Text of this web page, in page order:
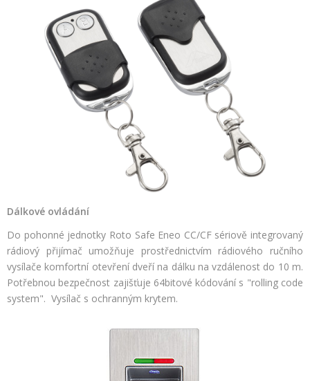
Dálkové ovládání
Do pohonné jednotky Roto Safe Eneo CC/CF sériově integrovaný
rádiový přijímač umožňuje prostřednictvím rádiového ručního
vysílače komfortní otevření dveří na dálku na vzdálenost do 10 m.
Potřebnou bezpečnost zajišťuje 64bitové kódování s "rolling code
system". Vysílač s ochranným krytem.